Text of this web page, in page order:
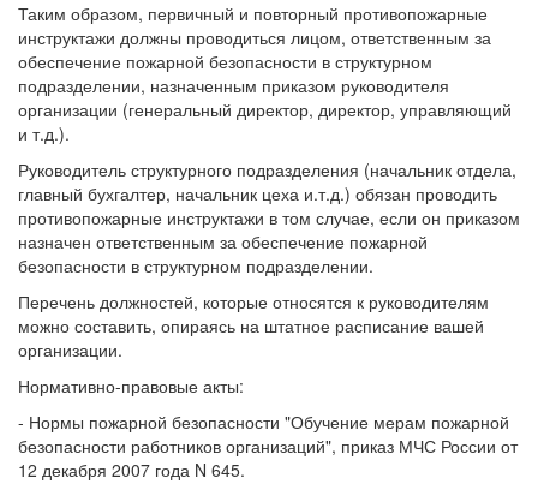
Таким образом, первичный и повторный противопожарные
инструктажи должны проводиться лицом, ответственным за
обеспечение пожарной безопасности в структурном
подразделении, назначенным приказом руководителя
организации (генеральный директор, директор, управляющий
и т.д.).
Руководитель структурного подразделения (начальник отдела,
главный бухгалтер, начальник цеха и.т.д.) обязан проводить
противопожарные инструктажи в том случае, если он приказом
назначен ответственным за обеспечение пожарной
безопасности в структурном подразделении.
Перечень должностей, которые относятся к руководителям
можно составить, опираясь на штатное расписание вашей
организации.
Нормативно-правовые акты:
- Нормы пожарной безопасности "Обучение мерам пожарной
безопасности работников организаций", приказ МЧС России от
12 декабря 2007 года N 645.